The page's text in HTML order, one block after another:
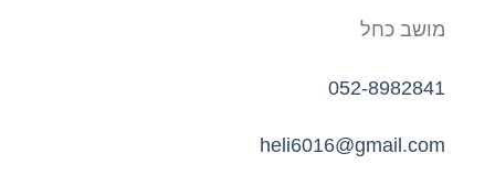
מושב כחל
052-8982841
heli6016@gmail.com